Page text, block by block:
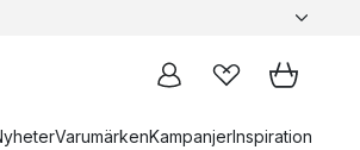
VarumärkenKampanjerInspiration